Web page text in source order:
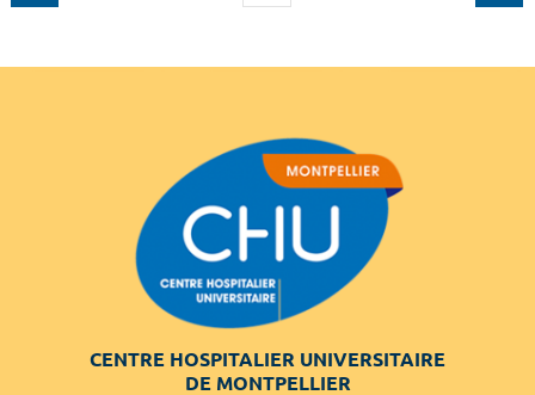
CENTRE HOSPITALIER UNIVERSITAIRE
DE MONTPELLIER